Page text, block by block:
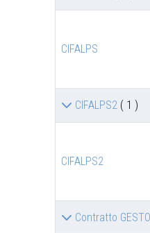
CIFALPS
CIFALPS2 ( 1 )
CIFALPS2
Contratto